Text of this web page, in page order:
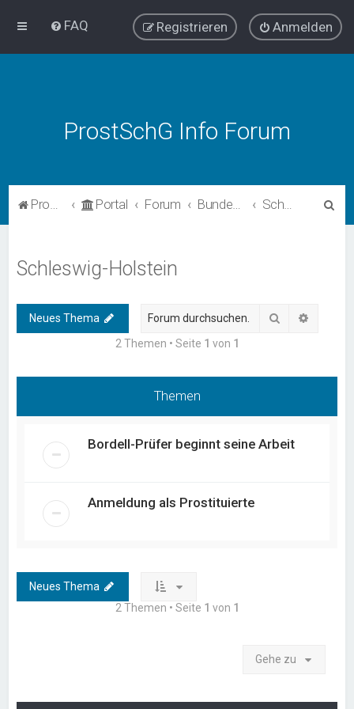
FAQ Anmelden
Registrieren
ProstSchG Info Forum
ProstSchG Portal Forum Bundesländer - Umsetzung und Erfahrungen mit ProstSchG Schleswig-Holstein
Schleswig-Holstein
Neues Thema Suche
2 Themen • Seite 1 von 1
Themen
Bordell-Prüfer beginnt seine Arbeit
Anmeldung als Prostituierte
Neues Thema
2 Themen • Seite 1 von 1
Gehe zu